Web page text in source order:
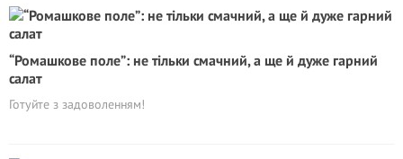
“Ромашкове поле”: не тільки смачний, а ще й дуже гарний
салат
Готуйте з задоволенням!